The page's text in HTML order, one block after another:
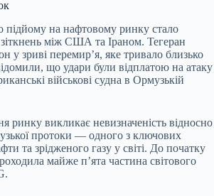
на нафтовому ринку стало
між США та Іраном. Тегеран
у зриві перемир’я, яке тривало близько
що удари були відплатою на атаку
військові судна в Ормузькій
ринку викликає невизначеність відносно
протоки — одного з ключових
та зрідженого газу у світі. До початку
майже п’ята частина світового